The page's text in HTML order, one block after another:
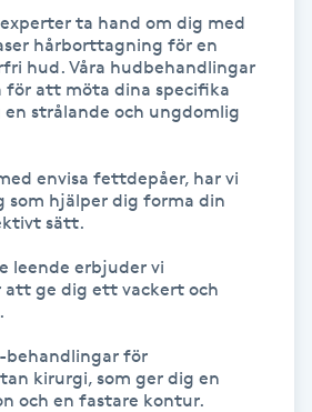
ta hand om dig med
hårborttagning för en
hud. Våra hudbehandlingar
för att möta dina specifika
en strålande och ungdomlig
envisa fettdepåer, har vi
som hjälper dig forma din
sätt.
leende erbjuder vi
ge dig ett vackert och
behandlingar för
kirurgi, som ger dig en
och en fastare kontur.